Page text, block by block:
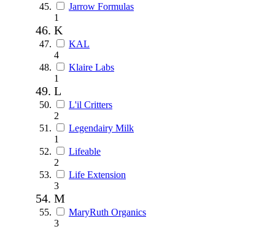
Jarrow Formulas
1
K
KAL
4
Klaire Labs
1
L
L'il Critters
2
Legendairy Milk
1
Lifeable
2
Life Extension
3
M
MaryRuth Organics
3